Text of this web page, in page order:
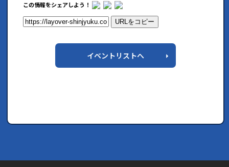
この情報をシェアしよう！
URLをコピー
イベントリストへ